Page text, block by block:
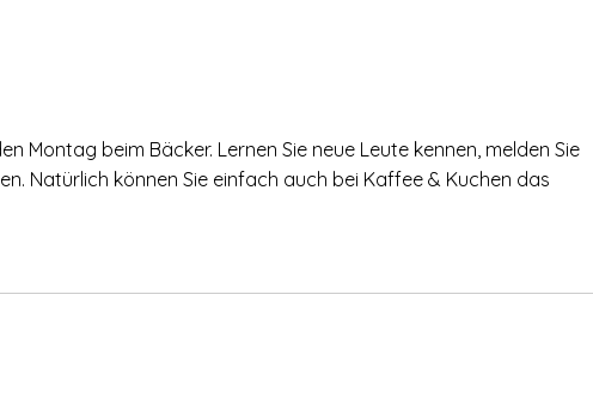
Montag beim Bäcker. Lernen Sie neue Leute kennen, melden Sie
Natürlich können Sie einfach auch bei Kaffee & Kuchen das